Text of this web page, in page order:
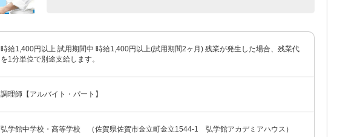
時給1,400円以上 試用期間中 時給1,400円以上(試用期間2ヶ月) 残業が発生した場合、残業代
を1分単位で別途支給します。
調理師【アルバイト・パート】
弘学館中学校・高等学校 （佐賀県佐賀市金立町金立1544-1 弘学館アカデミアハウス）